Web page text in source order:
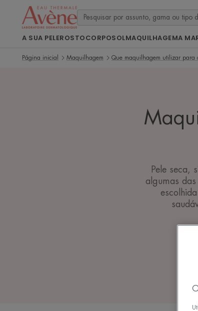
A SUA PELEROSTOCORPOSOLMAQUILHAGEMA
Página inicial Maquilhagem Que maquilhagem utilizar para
Pele seca,
algumas